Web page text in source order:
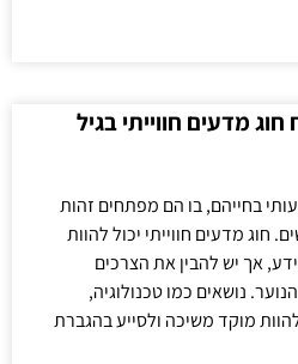
מדעים חווייתי בגיל
בחייהם, בו הם מפתחים זהות
חוג מדעים חווייתי יכול להוות
אך יש להבין את הצרכים
נושאים כמו טכנולוגיה,
מוקד משיכה ולסייע בהגברת